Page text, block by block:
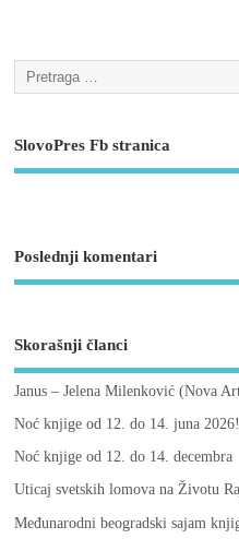
SlovoPres Fb stranica
Poslednji komentari
Skorašnji članci
Janus – Jelena Milenković (Nova
Noć knjige od 12. do 14. juna 2026!
Noć knjige od 12. do 14. decembra
Uticaj svetskih lomova na Životu
Međunarodni beogradski sajam